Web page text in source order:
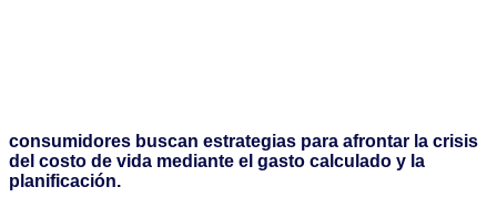
consumidores buscan estrategias para afrontar la crisis
del costo de vida mediante el gasto calculado y la
planificación.